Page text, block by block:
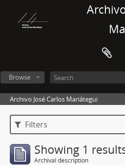
Browse
Archivo José Carlos Mariátegui
Filters
Showing 1
Archival description